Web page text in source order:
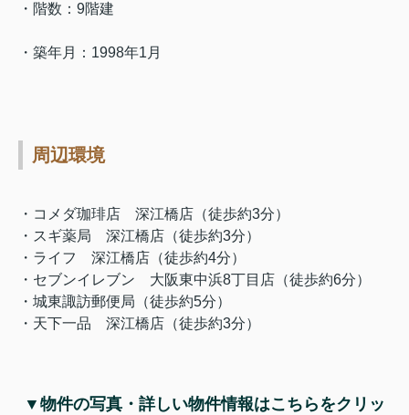
・階数：9階建
・築年月：1998年1月
周辺環境
・コメダ珈琲店 深江橋店（徒歩約3分）
・スギ薬局 深江橋店（徒歩約3分）
・ライフ 深江橋店（徒歩約4分）
・セブンイレブン 大阪東中浜8丁目店（徒歩約6分）
・城東諏訪郵便局（徒歩約5分）
・天下一品 深江橋店（徒歩約3分）
▼物件の写真・詳しい物件情報はこちらをクリッ